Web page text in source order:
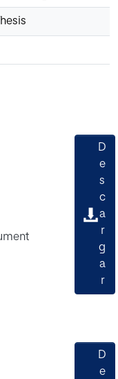
D
e
s
c
a
r
g
a
r
D
e